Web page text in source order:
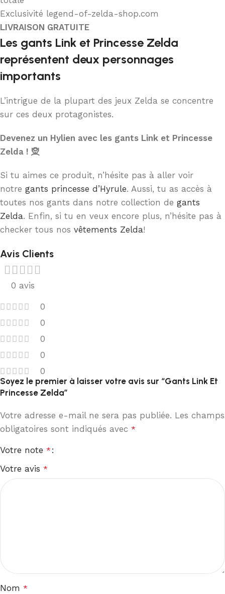
Exclusivité legend-of-zelda-shop.com
LIVRAISON GRATUITE
Les gants Link et Princesse Zelda
représentent deux personnages
importants
L’intrigue de la plupart des jeux Zelda se concentre
sur ces deux protagonistes.
Devenez un Hylien avec les gants Link et Princesse
Zelda ! 🧝
Si tu aimes ce produit, n’hésite pas à aller voir
notre gants princesse d’Hyrule. Aussi, tu as accès à
toutes nos gants dans notre collection de gants
Zelda. Enfin, si tu en veux encore plus, n’hésite pas à
checker tous nos vêtements Zelda!
Avis Clients
0 avis
0
0
0
0
0
Soyez le premier à laisser votre avis sur “Gants Link Et
Princesse Zelda”
Votre adresse e-mail ne sera pas publiée. Les champs
obligatoires sont indiqués avec *
Votre note *
Votre avis *
Nom *